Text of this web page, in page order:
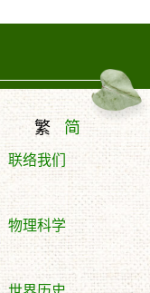
简
繁
联络我们
物理科学